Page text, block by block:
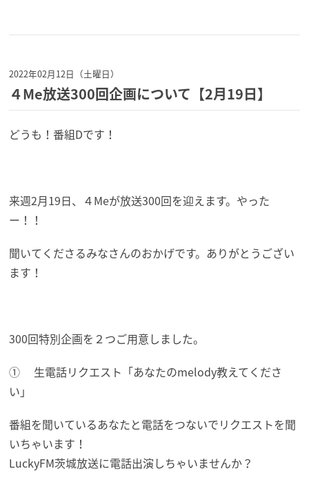
2022年02月12日（土曜日）
４Me放送300回企画について【2月19日】
どうも！番組Dです！
来週2月19日、４Meが放送300回を迎えます。やった
ー！！
聞いてくださるみなさんのおかげです。ありがとうござい
ます！
300回特別企画を２つご用意しました。
① 生電話リクエスト「あなたのmelody教えてくださ
い」
番組を聞いているあなたと電話をつないでリクエストを聞
いちゃいます！
LuckyFM茨城放送に電話出演しちゃいませんか？